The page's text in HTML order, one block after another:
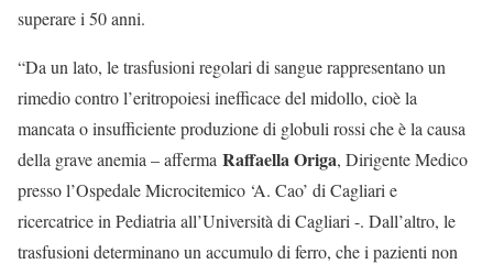
superare i 50 anni.
“Da un lato, le trasfusioni regolari di sangue rappresentano un
rimedio contro l’eritropoiesi inefficace del midollo, cioè la
mancata o insufficiente produzione di globuli rossi che è la causa
della grave anemia – afferma Raffaella Origa, Dirigente Medico
presso l’Ospedale Microcitemico ‘A. Cao’ di Cagliari e
ricercatrice in Pediatria all’Università di Cagliari -. Dall’altro, le
trasfusioni determinano un accumulo di ferro, che i pazienti non